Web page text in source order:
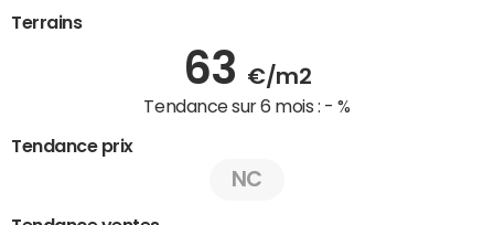
Terrains
63 €/m2
Tendance sur 6 mois : - %
Tendance prix
NC